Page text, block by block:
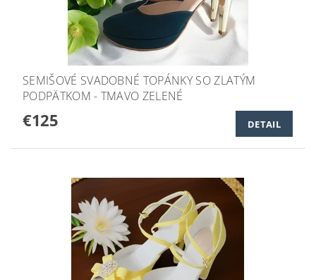
SEMIŠOVÉ SVADOBNÉ TOPÁNKY SO ZLATÝM
PODPÄTKOM - TMAVO ZELENÉ
€125 DETAIL